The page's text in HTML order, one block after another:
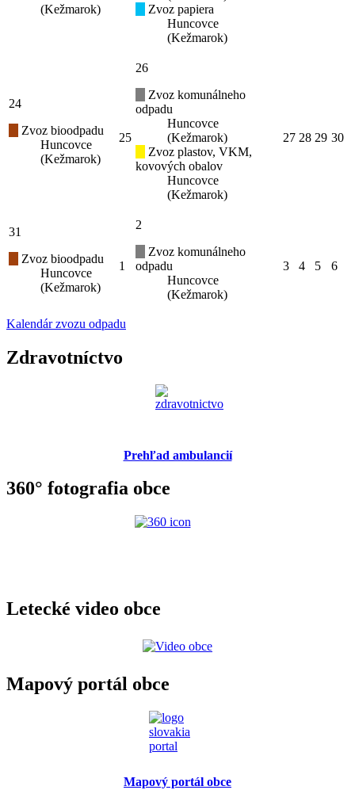
(Kežmarok)
Zvoz papiera
Huncovce
(Kežmarok)
24
Zvoz bioodpadu
Huncovce
(Kežmarok)
25
26
Zvoz komunálneho
odpadu
Huncovce
(Kežmarok)
Zvoz plastov, VKM,
kovových obalov
Huncovce
(Kežmarok)
27 28 29 30
31
Zvoz bioodpadu
Huncovce
(Kežmarok)
1
2
Zvoz komunálneho
odpadu
Huncovce
(Kežmarok)
3 4 5 6
Kalendár zvozu odpadu
Zdravotníctvo
Prehľad ambulancií
360° fotografia obce
Letecké video obce
Mapový portál obce
Mapový portál obce